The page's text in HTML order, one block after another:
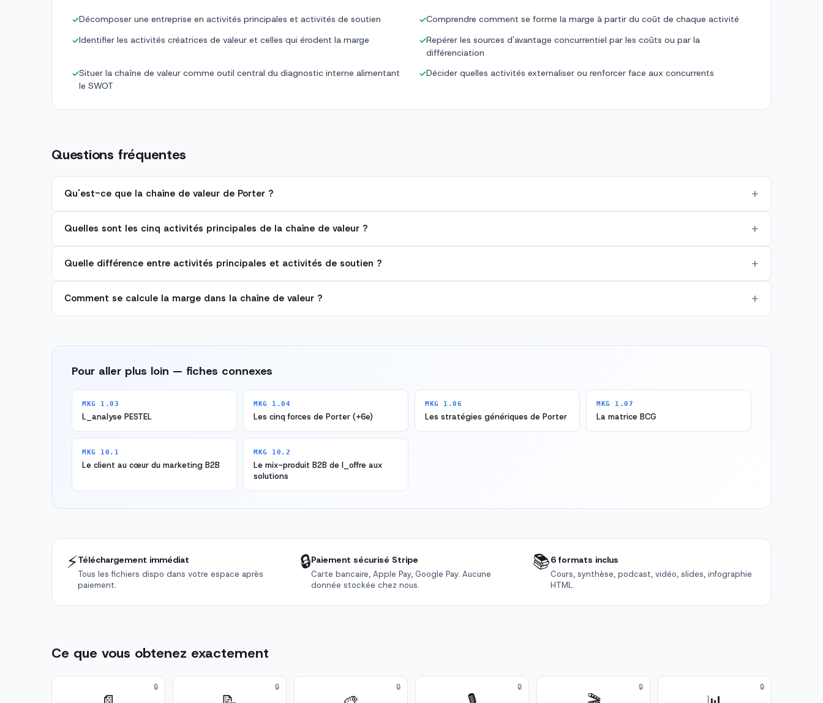
✓Décomposer une entreprise en activités principales et activités de soutien ✓Comprendre comment se forme la marge à partir du coût de chaque activité
✓Identifier les activités créatrices de valeur et celles qui érodent la marge ✓Repérer les sources d'avantage concurrentiel par les coûts ou par la
différenciation
✓Situer la chaîne de valeur comme outil central du diagnostic interne alimentant
le SWOT
✓Décider quelles activités externaliser ou renforcer face aux concurrents
Questions fréquentes
Qu'est-ce que la chaîne de valeur de Porter ?
Quelles sont les cinq activités principales de la chaîne de valeur ?
Quelle différence entre activités principales et activités de soutien ?
Comment se calcule la marge dans la chaîne de valeur ?
Pour aller plus loin — fiches connexes
MKG 1.03
L_analyse PESTEL
MKG 1.04
Les cinq forces de Porter (+6e)
MKG 1.06
Les stratégies génériques de Porter
MKG 1.07
La matrice BCG
MKG 10.1
Le client au cœur du marketing B2B
MKG 10.2
Le mix-produit B2B de l_offre aux
solutions
⚡Téléchargement immédiat
Tous les fichiers dispo dans votre espace après
paiement.
🔒Paiement sécurisé Stripe
Carte bancaire, Apple Pay, Google Pay. Aucune
donnée stockée chez nous.
📚6 formats inclus
Cours, synthèse, podcast, vidéo, slides, infographie
HTML.
Ce que vous obtenez exactement
🔒 🔒 🔒 🔒 🔒 🔒